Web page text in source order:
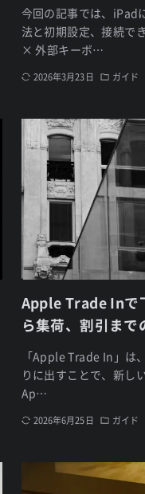
今回の記事では、iPad
法と初期設定、接続で
× 外部キーボ…
2026年3月23日 ガイド
Apple Trade Inで
ら集荷、割引まで
「Apple Trade In」は
りに出すことで、新し
Ap…
2026年6月25日 ガイド